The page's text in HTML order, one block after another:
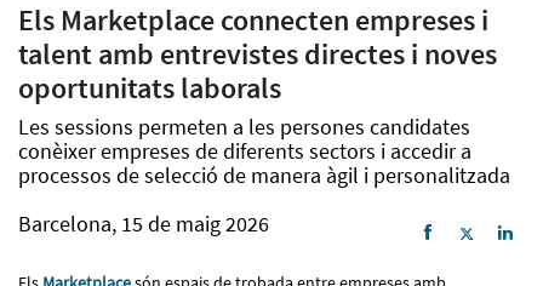
Els Marketplace connecten empreses i
talent amb entrevistes directes i noves
oportunitats laborals
Les sessions permeten a les persones candidates
conèixer empreses de diferents sectors i accedir a
processos de selecció de manera àgil i personalitzada
Barcelona, 15 de maig 2026